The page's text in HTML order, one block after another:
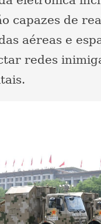
capazes de
aéreas e
redes